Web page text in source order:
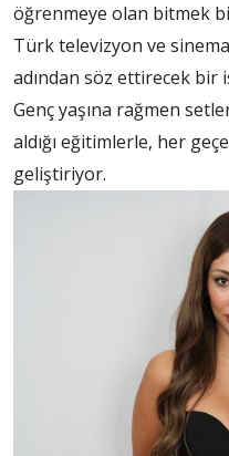
öğrenmeye olan bitmek
Türk televizyon ve
adından söz ettirecek bir
Genç yaşına rağmen
aldığı eğitimlerle, her
geliştiriyor.